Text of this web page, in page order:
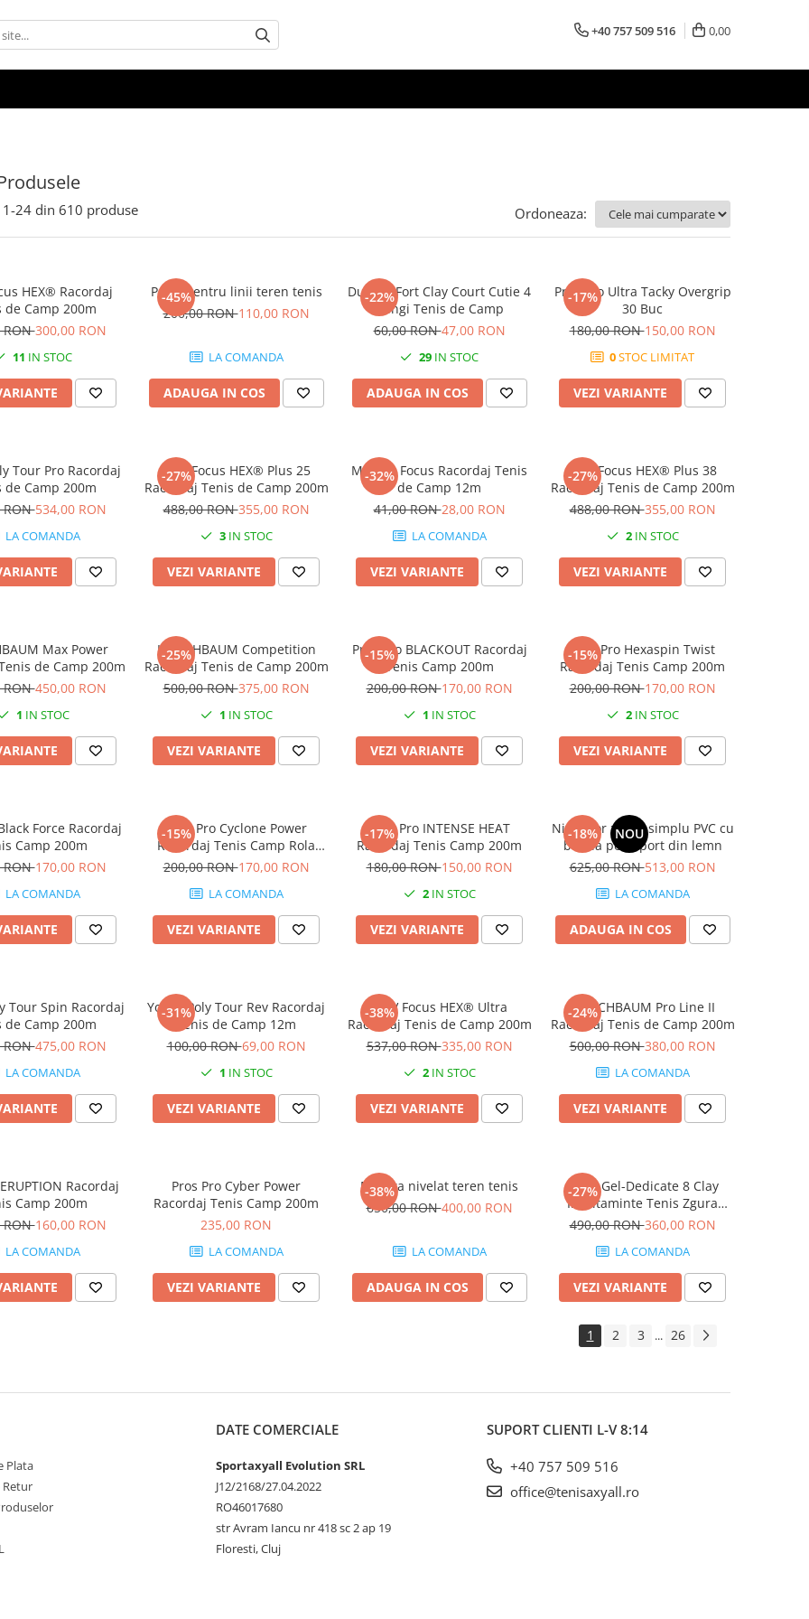
+40 757 509 516 0,00
1-24 din 610 produse Ordoneaza:
HEX® Racordaj
de Camp 200m
RON300,00 RON
11 IN STOC
-45%
Perie pentru linii teren tenis
200,00 RON110,00 RON
LA COMANDA
ADAUGA IN COS
-22%
Dunlop Fort Clay Court Cutie 4
Mingi Tenis de Camp
60,00 RON47,00 RON
29 IN STOC
ADAUGA IN COS
-17%
Pros Pro Ultra Tacky Overgrip
30 Buc
180,00 RON150,00 RON
0STOC LIMITAT
VEZI VARIANTE
Tour Pro Racordaj
de Camp 200m
RON534,00 RON
LA COMANDA
-27%
MSV Focus HEX® Plus 25
Racordaj Tenis de Camp 200m
488,00 RON355,00 RON
3IN STOC
VEZI VARIANTE
-32%
MSV Co Focus Racordaj Tenis
de Camp 12m
41,00 RON28,00 RON
LA COMANDA
VEZI VARIANTE
-27%
MSV Focus HEX® Plus 38
Racordaj Tenis de Camp 200m
488,00 RON355,00 RON
2IN STOC
VEZI VARIANTE
Max Power
de Camp 200m
RON450,00 RON
1 IN STOC
-25%
KIRSCHBAUM Competition
Racordaj Tenis de Camp 200m
500,00 RON375,00 RON
1 IN STOC
VEZI VARIANTE
-15%
Pros Pro BLACKOUT Racordaj
Tenis Camp 200m
200,00 RON170,00 RON
1 IN STOC
VEZI VARIANTE
-15%
Pros Pro Hexaspin Twist
Racordaj Tenis Camp 200m
200,00 RON170,00 RON
2IN STOC
VEZI VARIANTE
Force Racordaj
Camp 200m
RON170,00 RON
LA COMANDA
-15%
Pros Pro Cyclone Power
Racordaj Tenis Camp Rola
200m
200,00 RON170,00 RON
LA COMANDA
VEZI VARIANTE
-17%
Pros Pro INTENSE HEAT
Racordaj Tenis Camp 200m
180,00 RON150,00 RON
2IN STOC
VEZI VARIANTE
-18% NOU
Nivelator zgura simplu PVC cu
banda pe suport din lemn
625,00 RON513,00 RON
LA COMANDA
ADAUGA IN COS
Tour Spin Racordaj
de Camp 200m
RON475,00 RON
LA COMANDA
-31%
Yonex Poly Tour Rev Racordaj
Tenis de Camp 12m
100,00 RON69,00 RON
1 IN STOC
VEZI VARIANTE
-38%
MSV Focus HEX® Ultra
Racordaj Tenis de Camp 200m
537,00 RON335,00 RON
2IN STOC
VEZI VARIANTE
-24%
KIRSCHBAUM Pro Line II
Racordaj Tenis de Camp 200m
500,00 RON380,00 RON
LA COMANDA
VEZI VARIANTE
Racordaj
Camp 200m
RON160,00 RON
LA COMANDA
Pros Pro Cyber Power
Racordaj Tenis Camp 200m
235,00 RON
LA COMANDA
VEZI VARIANTE
-38%
Matura nivelat teren tenis
650,00 RON400,00 RON
LA COMANDA
ADAUGA IN COS
-27%
Asics Gel-Dedicate 8 Clay
Incaltaminte Tenis Zgura
Femei Gri albastrui, Alb
490,00 RON360,00 RON
LA COMANDA
VEZI VARIANTE
1 2 3 ... 26
Plata
Retur
DATE COMERCIALE
Sportaxyall Evolution SRL
J12/2168/27.04.2022
RO46017680
str Avram Iancu nr 418 sc 2 ap 19
Floresti, Cluj
SUPORT CLIENTI L-V 8:14
+40 757 509 516
office@tenisaxyall.ro